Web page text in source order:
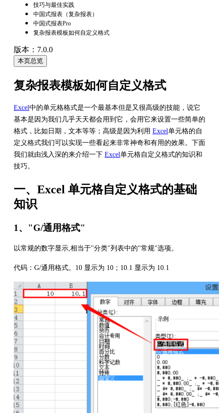
技巧与最佳实践
中国式报表（复杂报表）
中国式报表Pro
复杂报表模板如何自定义格式
版本：7.0.0
本页总览
复杂报表模板如何自定义格式
Excel中的单元格格式是一个最基本但是又很高级的技能，说它
基本是因为我们几乎天天都会用到它，会用它来设置一些简单的
格式，比如日期，文本等等；高级是因为利用 Excel单元格的自
定义格式我们可以实现一些看起来非常神奇和有用的效果。下面
我们就由浅入深的来介绍一下 Excel单元格自定义格式的知识和
技巧。
一、Excel 单元格自定义格式的基础
知识
1、"G/通用格式"
以常规的数字显示,相当于"分类"列表中的"常规"选项。
代码：G/通用格式。10 显示为 10；10.1 显示为 10.1